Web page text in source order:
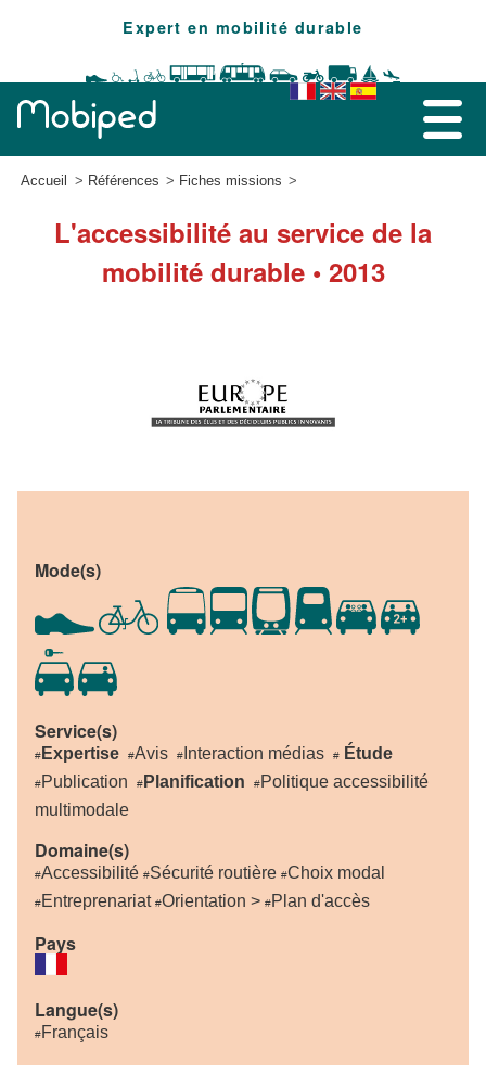
Expert en mobilité durable
Accueil Références Fiches missions
L'accessibilité au service de la
mobilité durable • 2013
Mode(s)
Service(s)
# Expertise #Avis # Interaction médias # Étude
#Publication # Planification #Politique accessibilité
multimodale
Domaine(s)
#Accessibilité #Sécurité routière #Choix modal
#Entreprenariat #Orientation > #Plan d'accès
Pays
Langue(s)
#Français